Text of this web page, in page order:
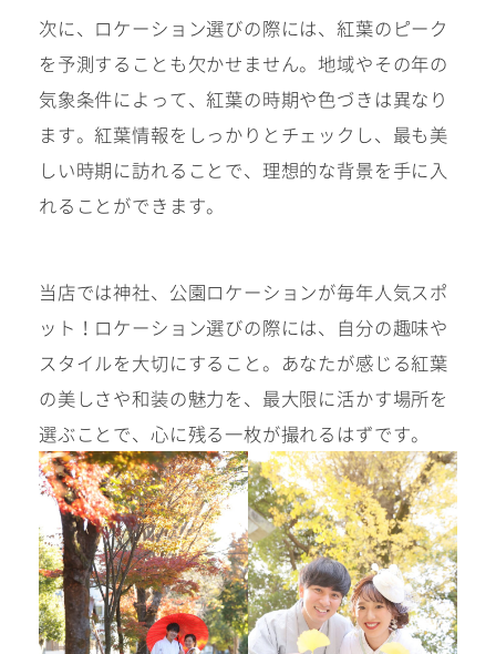
次に、ロケーション選びの際には、紅葉のピーク
を予測することも欠かせません。地域やその年の
気象条件によって、紅葉の時期や色づきは異なり
ます。紅葉情報をしっかりとチェックし、最も美
しい時期に訪れることで、理想的な背景を手に入
れることができます。
当店では神社、公園ロケーションが毎年人気スポ
ット！ロケーション選びの際には、自分の趣味や
スタイルを大切にすること。あなたが感じる紅葉
の美しさや和装の魅力を、最大限に活かす場所を
選ぶことで、心に残る一枚が撮れるはずです。